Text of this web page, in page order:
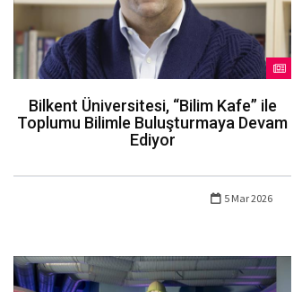
Bilkent Üniversitesi, “Bilim Kafe” ile
Toplumu Bilimle Buluşturmaya Devam
Ediyor
5 Mar 2026